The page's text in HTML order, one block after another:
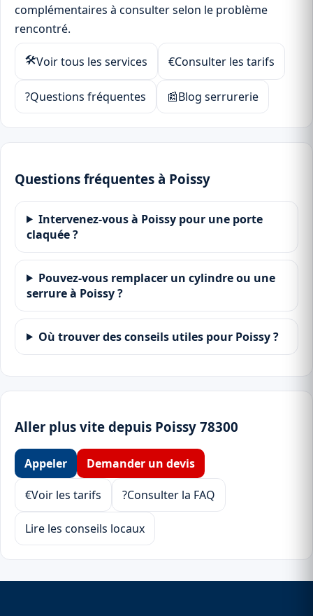
complémentaires à consulter selon le problème
rencontré.
🛠Voir tous les services €Consulter les tarifs
?Questions fréquentes 📰Blog serrurerie
Questions fréquentes à Poissy
Intervenez-vous à Poissy pour une porte
claquée ?
Pouvez-vous remplacer un cylindre ou une
serrure à Poissy ?
Où trouver des conseils utiles pour Poissy ?
Aller plus vite depuis Poissy 78300
Appeler Demander un devis
€Voir les tarifs ?Consulter la FAQ
Lire les conseils locaux